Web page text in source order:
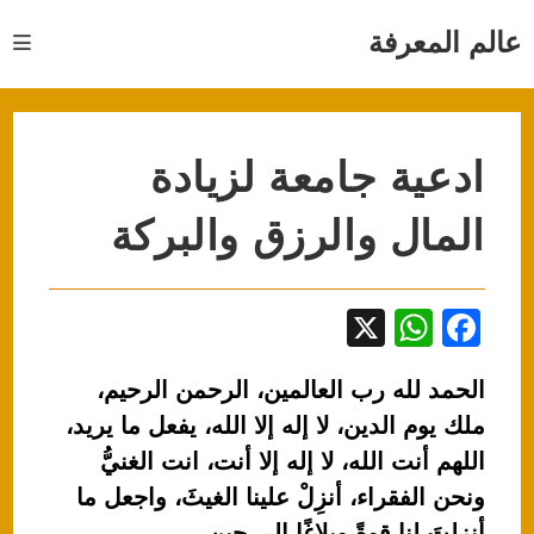
عالم المعرفة
ادعية جامعة لزيادة
المال والرزق والبركة
F
c
e
b
o
W
at
s
A
p
الحمد لله رب العالمين، الرحمن الرحيم،
ملك يوم الدين، لا إله إلا الله، يفعل ما يريد،
اللهم أنت الله، لا إله إلا أنت، انت الغنيُّ
ونحن الفقراء، أنزِلْ علينا الغيثَ، واجعل ما